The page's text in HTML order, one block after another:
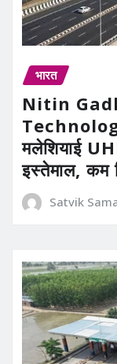
भारत
Nitin
मलेशियाई
इस्तेमाल, कम
Satvik